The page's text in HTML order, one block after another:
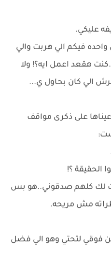
عليكي.
واحده فيكم الي هربت والي
هقعد اعمل ايه؟! ولا
الي كان بحاول ي...
على ذكرى مواقف
الحقيقة ؟!
لك كلهم صدقوني..هو بس
مش مريحه.
فوقي لتحتي وهو الي فضل